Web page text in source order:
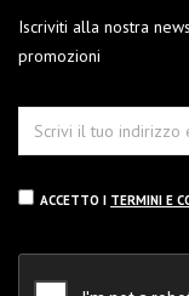
Iscriviti alla nostra
promozioni
ACCETTO I TERMINI E